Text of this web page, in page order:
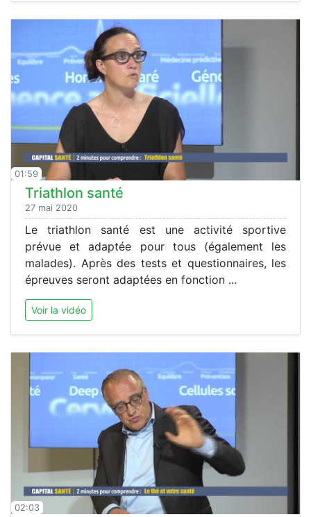
01:59
Triathlon santé
27 mai 2020
Le triathlon santé est une activité sportive
prévue et adaptée pour tous (également les
malades). Après des tests et questionnaires, les
épreuves seront adaptées en fonction ...
Voir la vidéo
02:03